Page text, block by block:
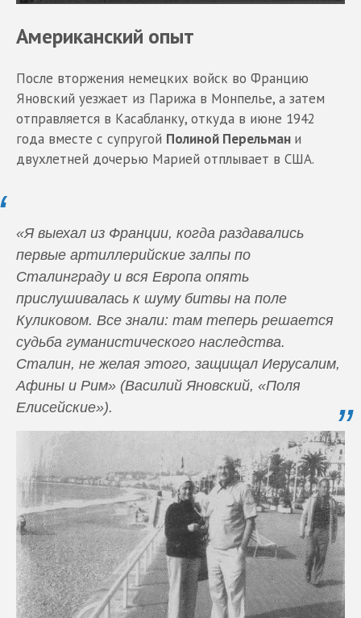
Американский опыт
После вторжения немецких войск во Францию
Яновский уезжает из Парижа в Монпелье, а затем
отправляется в Касабланку, откуда в июне 1942
года вместе с супругой Полиной Перельман и
двухлетней дочерью Марией отплывает в США.
«Я выехал из Франции, когда раздавались
первые артиллерийские залпы по
Сталинграду и вся Европа опять
прислушивалась к шуму битвы на поле
Куликовом. Все знали: там теперь решается
судьба гуманистического наследства.
Сталин, не желая этого, защищал Иерусалим,
Афины и Рим» (Василий Яновский, «Поля
Елисейские»).